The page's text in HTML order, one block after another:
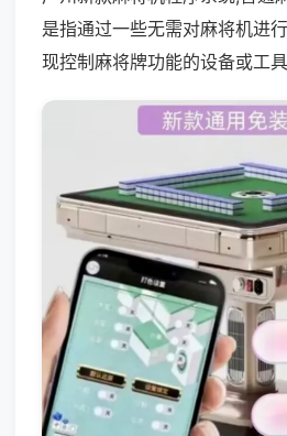
是指通过一些无需对麻将机进
现控制麻将牌功能的设备或工具